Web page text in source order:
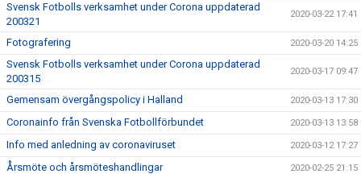
Svensk Fotbolls verksamhet under Corona uppdaterad
200321
2020-03-22 17:41
Fotografering 2020-03-20 14:25
Svensk Fotbolls verksamhet under Corona uppdaterad
200315
2020-03-17 09:47
Gemensam övergångspolicy i Halland 2020-03-13 17:30
Coronainfo från Svenska Fotbollförbundet 2020-03-13 13:58
Info med anledning av coronaviruset 2020-03-12 17:27
Årsmöte och årsmöteshandlingar 2020-02-25 21:15